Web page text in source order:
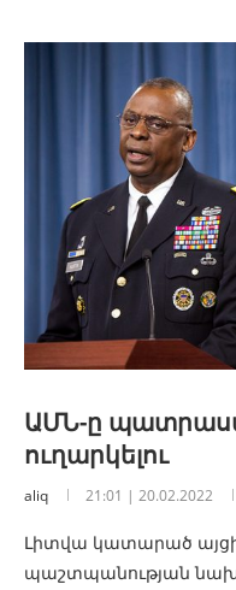
ԱՄՆ-ը պատրաստ
ուղարկելու
aliq 21:01 | 20.02.2022
Լիտվա կատարած
պաշտպանության